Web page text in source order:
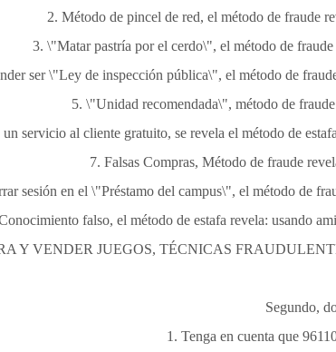
2. Método de pincel de red, el método de fraude
3. \"Matar pastría por el cerdo\", el método de
ser \"Ley de inspección pública\", el método de
5. \"Unidad recomendada\", método de
un servicio al cliente gratuito, se revela el método de
7. Falsas Compras, Método de fraude
sesión en el \"Préstamo del campus\", el método de
falso, el método de estafa revela: usando
Y VENDER JUEGOS, TÉCNICAS
Segundo,
1. Tenga en cuenta que